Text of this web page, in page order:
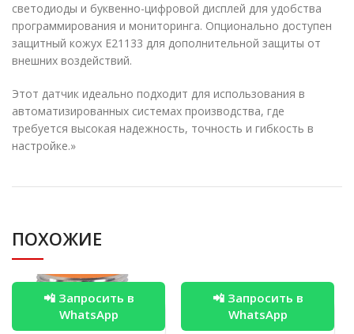
светодиоды и буквенно-цифровой дисплей для удобства
программирования и мониторинга. Опционально доступен
защитный кожух E21133 для дополнительной защиты от
внешних воздействий.
Этот датчик идеально подходит для использования в
автоматизированных системах производства, где
требуется высокая надежность, точность и гибкость в
настройке.»
ПОХОЖИЕ
📲 Запросить в
WhatsApp
📲 Запросить в
WhatsApp